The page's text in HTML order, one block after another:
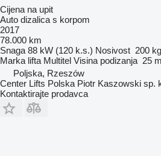
Cijena na upit
Auto dizalica s korpom
2017
78.000 km
Snaga 88 kW (120 k.s.) Nosivost 200 kg
Marka lifta Multitel Visina podizanja 25 m
Poljska, Rzeszów
Center Lifts Polska Piotr Kaszowski sp.
Kontaktirajte prodavca